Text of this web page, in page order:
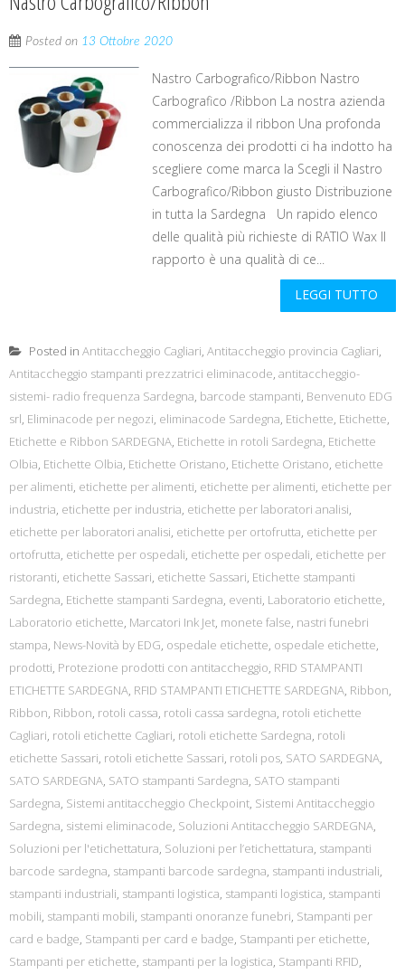
Posted on 13 Ottobre 2020
Nastro Carbografico/Ribbon Nastro
Carbografico /Ribbon La nostra azienda
commercializza il ribbon Una profonda
conoscenza dei prodotti ci ha indotto ha
scegliere come marca la Scegli il Nastro
Carbografico/Ribbon giusto Distribuzione
in tutta la Sardegna Un rapido elenco
delle qualità più richieste di RATIO Wax Il
rapporto è una qualità di ce...
LEGGI TUTTO
Posted in Antitaccheggio Cagliari, Antitaccheggio provincia Cagliari,
Antitaccheggio stampanti prezzatrici eliminacode, antitaccheggio-
sistemi- radio frequenza Sardegna, barcode stampanti, Benvenuto EDG
srl, Eliminacode per negozi, eliminacode Sardegna, Etichette, Etichette,
Etichette e Ribbon SARDEGNA, Etichette in rotoli Sardegna, Etichette
Olbia, Etichette Olbia, Etichette Oristano, Etichette Oristano, etichette
per alimenti, etichette per alimenti, etichette per alimenti, etichette per
industria, etichette per industria, etichette per laboratori analisi,
etichette per laboratori analisi, etichette per ortofrutta, etichette per
ortofrutta, etichette per ospedali, etichette per ospedali, etichette per
ristoranti, etichette Sassari, etichette Sassari, Etichette stampanti
Sardegna, Etichette stampanti Sardegna, eventi, Laboratorio etichette,
Laboratorio etichette, Marcatori Ink Jet, monete false, nastri funebri
stampa, News-Novità by EDG, ospedale etichette, ospedale etichette,
prodotti, Protezione prodotti con antitaccheggio, RFID STAMPANTI
ETICHETTE SARDEGNA, RFID STAMPANTI ETICHETTE SARDEGNA, Ribbon,
Ribbon, Ribbon, rotoli cassa, rotoli cassa sardegna, rotoli etichette
Cagliari, rotoli etichette Cagliari, rotoli etichette Sardegna, rotoli
etichette Sassari, rotoli etichette Sassari, rotoli pos, SATO SARDEGNA,
SATO SARDEGNA, SATO stampanti Sardegna, SATO stampanti
Sardegna, Sistemi antitaccheggio Checkpoint, Sistemi Antitaccheggio
Sardegna, sistemi eliminacode, Soluzioni Antitaccheggio SARDEGNA,
Soluzioni per l'etichettatura, Soluzioni per l’etichettatura, stampanti
barcode sardegna, stampanti barcode sardegna, stampanti industriali,
stampanti industriali, stampanti logistica, stampanti logistica, stampanti
mobili, stampanti mobili, stampanti onoranze funebri, Stampanti per
card e badge, Stampanti per card e badge, Stampanti per etichette,
Stampanti per etichette, stampanti per la logistica, Stampanti RFID,